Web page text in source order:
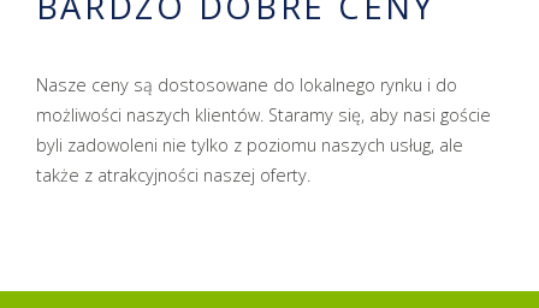
Nasze ceny są dostosowane do lokalnego rynku i do
możliwości naszych klientów. Staramy się, aby nasi goście
byli zadowoleni nie tylko z poziomu naszych usług, ale
także z atrakcyjności naszej oferty.